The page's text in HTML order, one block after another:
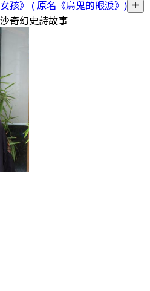
孩》 ( 原名《烏鬼的眼淚》)
奇幻史詩故事